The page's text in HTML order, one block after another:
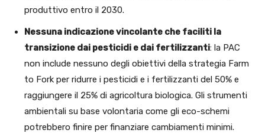
produttivo entro il 2030.
Nessuna indicazione vincolante che faciliti la
transizione dai pesticidi e dai fertilizzanti: la PAC
non include nessuno degli obiettivi della strategia Farm
to Fork per ridurre i pesticidi e i fertilizzanti del 50% e
raggiungere il 25% di agricoltura biologica. Gli strumenti
ambientali su base volontaria come gli eco-schemi
potrebbero finire per finanziare cambiamenti minimi.